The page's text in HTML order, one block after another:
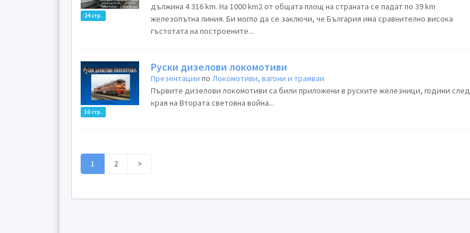
24 стр.
дължина 4 316 km. На 1000 km2 от общата площ на страната се падат по 39 km
железопътна линия. Би могло да се заключи, че България има сравнително висока
гъстотата на построените...
10 стр.
Руски дизелови локомотиви
Презентации поЛокомотиви, вагони и трамваи
Първите дизелови локомотиви са били приложени в руските железници, години след
края на Втората световна война...
1 2 >